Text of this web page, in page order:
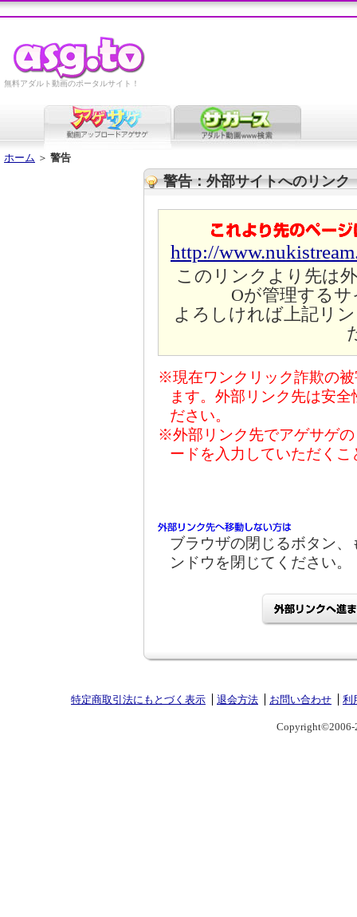
無料アダルト動画のポータルサイト！
ホーム ＞ 警告
警告：外部サイトへのリンク
http://
このリンクより先は
Oが管理する
よろしければ上記リ
※現在ワンクリック詐欺の
ます。外部リンク先は安
ださい。
※外部リンク先でアゲサゲ
ードを入力していただく
ブラウザの閉じるボタン
ンドウを閉じてください。
特定商取引法にもとづく表示 退会方法 お問い合わせ 利
Copyright©2006-